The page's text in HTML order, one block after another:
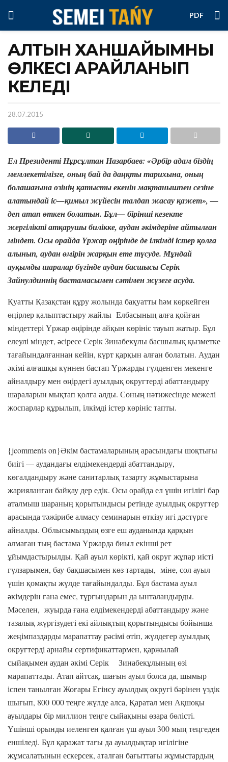
PDF
АЛТЫН ХАНШАЙЫМНЫҢ
ӨЛКЕСІ АРАЙЛАНЫП
КЕЛЕДІ
28.07.2015
ЕлПрезидентіНұрсұлтанНазарбаев: «Әрбірадамбіздің
мемлекетімізге, оныңбайдадаңқтытарихына, оның
болашағынаөзініңқатыстыекенінмақтанышпенсезіне
алатындайіс—қимылжүйесінталдап жасауқажет», —
деп атап өткенболатын. Бұл—біріншікезекте
жергіліктіатқарушыбилікке, ауданәкімдерінеайтылған
міндет. Осыорайда Үржарөңіріндедеілкімдіістерқолға
алынып, ауданөмірінжарқынететүсуде. Мұндай
ауқымдышараларбүгіндеауданбасшысыСерік
Зайнулдинніңбастамасыменсәтіменжүзегеасуда.
Қуатты Қазақстан құру жолында бақуатты һәм көркейген
өңірлер қалыптастыру жайлы Елбасының алға қойған
міндеттері Үржар өңірінде айқын көрініс тауып жатыр. Бұл
елеулі міндет, әсіресе Серік Зинабекұлы басшылық қызметке
тағайындалғаннан кейін, күрт қарқын алған болатын. Аудан
әкімі алғашқы күннен бастап Үржарды гүлденген мекенге
айналдыру мен өңірдегі ауылдық округтерді абаттандыру
шараларын мықтап қолға алды. Соның нәтижесінде межелі
жоспарлар құрылып, ілкімді істер көрініс тапты.
{jcomments on}Әкім бастамаларының арасындағы шоқтығы
биігі — аудандағы елдімекендерді абаттандыру,
көгалдандыру және санитарлық тазарту жұмыстарына
жарияланған байқау дер едік. Осы орайда ел үшін игілігі бар
аталмыш шараның қорытындысы ретінде ауылдық округтер
арасында тәжірибе алмасу семинарын өткізу игі дәстүрге
айналды. Облысымыздың өзге еш ауданында қарқын
алмаған тың бастама Үржарда биыл екінші рет
ұйымдастырылды. Қай ауыл көрікті, қай округ жұпар иісті
гүлзарымен, бау-бақшасымен көз тартады, міне, сол ауыл
үшін қомақты жүлде тағайындалды. Бұл бастама ауыл
әкімдерін ғана емес, тұрғындарын да ынталандырды.
Мәселен, жуырда ғана елдімекендерді абаттандыру және
тазалық жүргізудегі екі айлықтың қорытындысы бойынша
жеңімпаздарды марапаттау рәсімі өтіп, жүлдегер ауылдық
округтерді арнайы сертификаттармен, қаржылай
сыйақымен аудан әкімі Серік Зинабекұлының өзі
марапаттады. Атап айтсақ, шағын ауыл болса да, шымыр
іспен танылған Жоғары Егінсу ауылдық округі бәрінен үздік
шығып, 800 000 теңге жүлде алса, Қаратал мен Ақшоқы
ауылдары бір миллион теңге сыйақыны өзара бөлісті.
Үшінші орынды иеленген қалған үш ауыл 300 мың теңгеден
еншіледі. Бұл қаражат тағы да ауылдықтар игілігіне
жұмсалатынын ескерсек, аталған бағыттағы жұмыстардың